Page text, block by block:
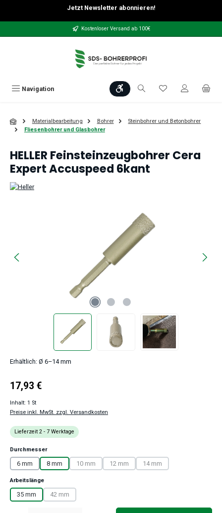
Zum Hauptinhalt springenJetzt Newsletter abonnieren!
Kostenloser Versand ab 100€
Navigation Werkzeugleiste anzeigen
Du hast 0
Materialbearbeitung Bohrer
Steinbohrer und Betonbohrer
Fliesenbohrer und Glasbohrer
HELLER Feinsteinzeugbohrer Cera
Expert Accuspeed 6kant
Erhältlich: Ø 6–14 mm
Regulärer Preis:
17,93 €
Inhalt: 1 St
Preise inkl. MwSt. zzgl. Versandkosten
Lieferzeit 2 - 7 Werktage
Durchmesserauswählen
6 mm 8 mm 10 mm
(Diese Option ist zurzeit nicht verfügbar.)
12 mm
(Diese Option ist zurzeit nicht verfügbar.)
14 mm
(Diese Option ist zurzeit
Arbeitslängeauswählen
35 mm 42 mm
(Diese Option ist zurzeit nicht verfügbar.)
Produkt Anzahl: Gib den gewünschten Wert ein oder benutze die Schaltflächen